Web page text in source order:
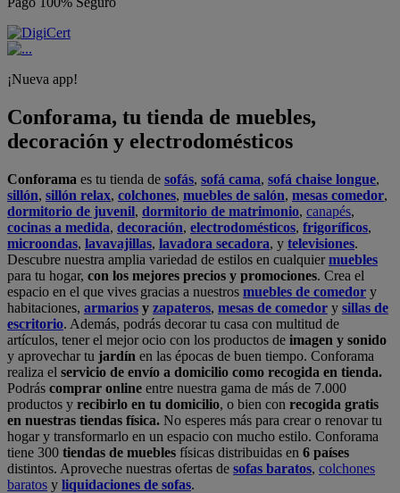
¡Nueva app!
Conforama, tu tienda de muebles,
decoración y electrodomésticos
Conforama es tu tienda de sofás, sofá cama, sofá chaise longue,
sillón, sillón relax, colchones, muebles de salón, mesas comedor,
dormitorio de juvenil, dormitorio de matrimonio, canapés,
cocinas a medida, decoración, electrodomésticos, frigoríficos,
microondas, lavavajillas, lavadora secadora, y televisiones.
Descubre nuestra amplia variedad de estilos en cualquiermuebles
para tu hogar, con los mejores precios y promociones. Crea el
espacio en el que vives gracias a nuestros muebles de comedor y
habitaciones, armarios y zapateros, mesas de comedor y sillas de
escritorio. Además, podrás decorar tu casa con multitud de
artículos, tener el mejor ocio con los productos de imagen y sonido
y aprovechar tu jardín en las épocas de buen tiempo. Conforama
realiza el servicio de envío a domicilio como recogida en tienda.
Podrás comprar online entre nuestra gama de más de 7.000
productos y recibirlo en tu domicilio, o bien con recogida gratis
en nuestras tiendas física. No esperes más para crear o renovar tu
hogar y transformarlo en un espacio con mucho estilo. Conforama
tiene 300 tiendas de muebles físicas distribuidas en 6 países
distintos. Aproveche nuestras ofertas de sofas baratos, colchones
baratos y liquidaciones de sofas.